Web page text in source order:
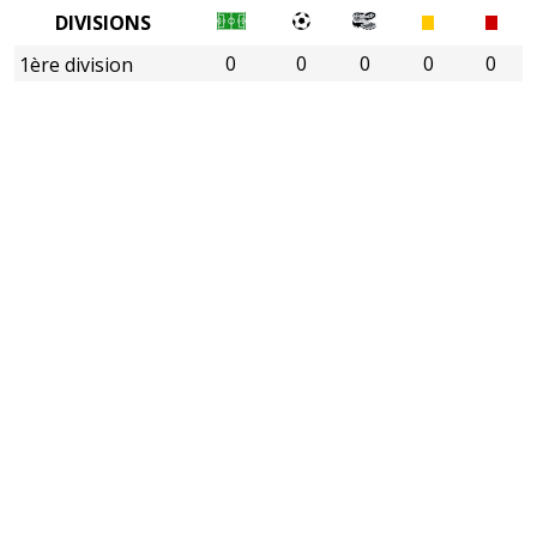
0 0 0 0 0
DIVISIONS
1ère division